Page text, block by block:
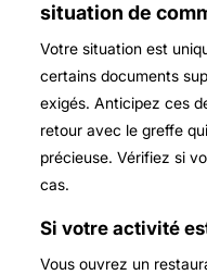
situation de
Votre situation est
certains documents
exigés. Anticipez ces
retour avec le greffe
précieuse. Vérifiez si
cas.
Si votre activité
Vous ouvrez un